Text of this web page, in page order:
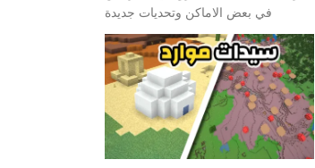
في بعض الاماكن وتحديات جديدة